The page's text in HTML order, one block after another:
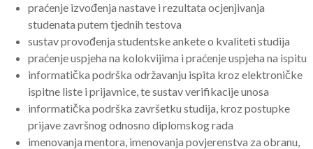
praćenje izvođenja nastave i rezultata ocjenjivanja
studenata putem tjednih testova
sustav provođenja studentske ankete o kvaliteti studija
praćenje uspjeha na kolokvijima i praćenje uspjeha na ispitu
informatička podrška održavanju ispita kroz elektroničke
ispitne liste i prijavnice, te sustav verifikacije unosa
informatička podrška završetku studija, kroz postupke
prijave završnog odnosno diplomskog rada
imenovanja mentora, imenovanja povjerenstva za obranu,